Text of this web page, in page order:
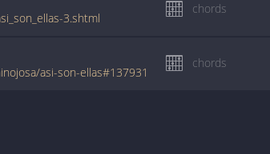
3.shtml
chords
asi-son-ellas#137931
chords